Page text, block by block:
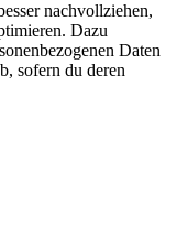
nachvollziehen,
Dazu
Daten
sofern du deren